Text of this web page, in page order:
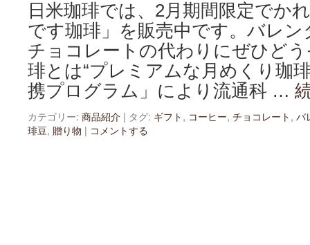
プ
日米珈琲では、2月期間限定でか
です珈琲」を販売中です。バレ
チョコレートの代わりにぜひど
琲とは“プレミアムな月めくり珈
携プログラム」により流通科 …
カテゴリー: 商品紹介 | タグ: ギフト, コーヒー, チョコレート, バ
琲豆, 贈り物 | コメントする